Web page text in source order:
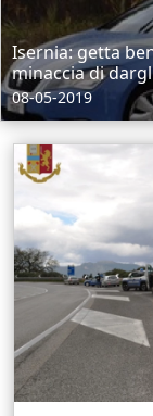
Isernia: getta
minaccia di
08-05-2019